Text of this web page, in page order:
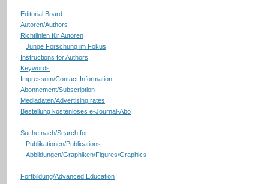
Editorial Board
Autoren/Authors
Richtlinien für Autoren
Junge Forschung im Fokus
Instructions for Authors
Keywords
Impressum/Contact Information
Abonnement/Subscription
Mediadaten/Advertising rates
Bestellung kostenloses e-Journal-Abo
Suche nach/Search for
Publikationen/Publications
Abbildungen/Graphiken/Figures/Graphics
Fortbildung/Advanced Education